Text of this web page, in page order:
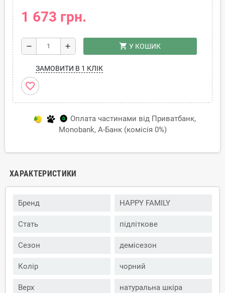
1 673 грн.
remove add shopping_cart У КОШИК
ЗАМОВИТИ В 1 КЛІК
favorite_border
Оплата частинами від Приватбанк,
Monobank, А-Банк (комісія 0%)
ХАРАКТЕРИСТИКИ
Бренд HAPPY FAMILY
Стать підліткове
Сезон демісезон
Колір чорний
Верх натуральна шкіра